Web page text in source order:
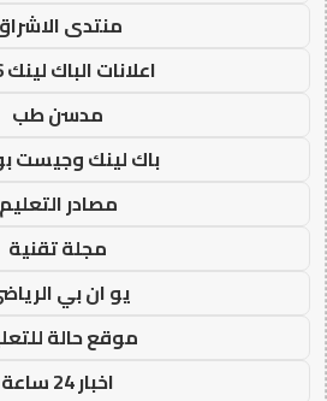
منتدى
اعلانات الباك لينك 2026
مدسن طب
باك لينك وجيست
مصادر التعليم
مجلة تقنية
يو ان بي
موقع حالة
اخبار 24 ساعة